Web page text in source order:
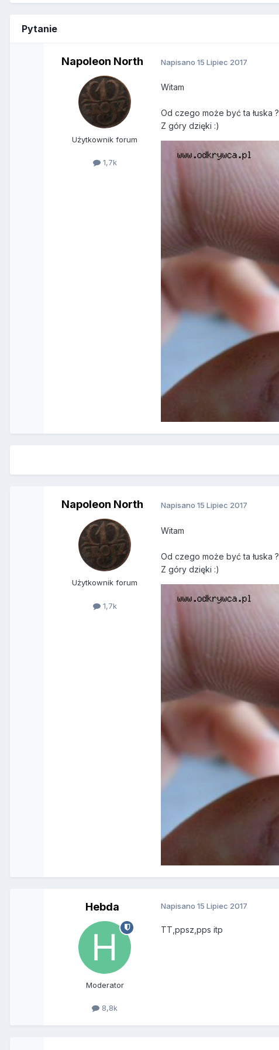
Pytanie
Napoleon North
Użytkownik forum
1,7k
Napisano15 Lipiec 2017
Witam
Od czego może być ta łuska ?
Z góry dzięki :)
Napoleon North
Użytkownik forum
1,7k
Napisano15 Lipiec 2017
Witam
Od czego może być ta łuska ?
Z góry dzięki :)
Hebda
Moderator
8,8k
Napisano15 Lipiec 2017
TT,ppsz,pps itp